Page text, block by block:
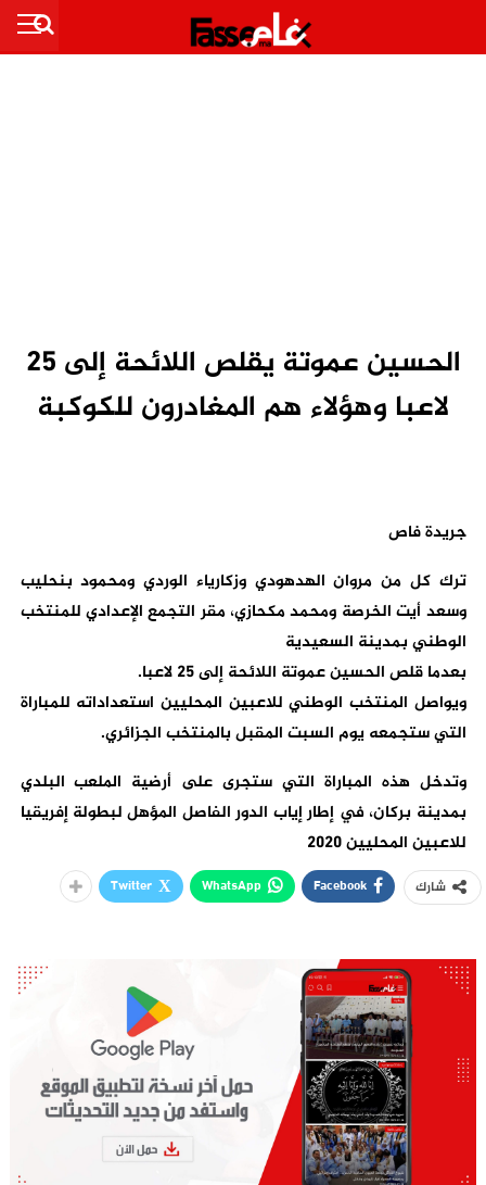
الحسين عموتة يقلص اللائحة إلى 25
لاعبا وهؤلاء هم المغادرون للكوكبة
جريدة فاص
ترك كل من مروان الهدهودي وزكارياء الوردي ومحمود بنحليب
وسعد أيت الخرصة ومحمد مكحازي، مقر التجمع الإعدادي للمنتخب
الوطني بمدينة السعيدية
بعدما قلص الحسين عموتة اللائحة إلى 25 لاعبا.
ويواصل المنتخب الوطني للاعبين المحليين استعداداته للمباراة
التي ستجمعه يوم السبت المقبل بالمنتخب الجزائري.
وتدخل هذه المباراة التي ستجرى على أرضية الملعب البلدي
بمدينة بركان، في إطار إياب الدور الفاصل المؤهل لبطولة إفريقيا
للاعبين المحليين 2020
شارك Facebook
WhatsApp
Twitter